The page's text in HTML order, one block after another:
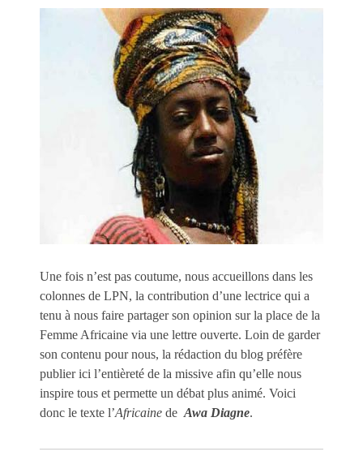
Une fois n’est pas coutume, nous accueillons dans les
colonnes de LPN, la contribution d’une lectrice qui a
tenu à nous faire partager son opinion sur la place de la
Femme Africaine via une lettre ouverte. Loin de garder
son contenu pour nous, la rédaction du blog préfère
publier ici l’entièreté de la missive afin qu’elle nous
inspire tous et permette un débat plus animé. Voici
donc le texte l’Africaine de Awa Diagne.